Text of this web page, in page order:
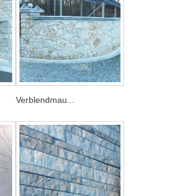
Verblendmau...